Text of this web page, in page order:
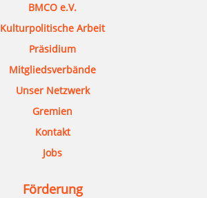
BMCO e.V.
Kulturpolitische Arbeit
Präsidium
Mitgliedsverbände
Unser Netzwerk
Gremien
Kontakt
Jobs
Förderung